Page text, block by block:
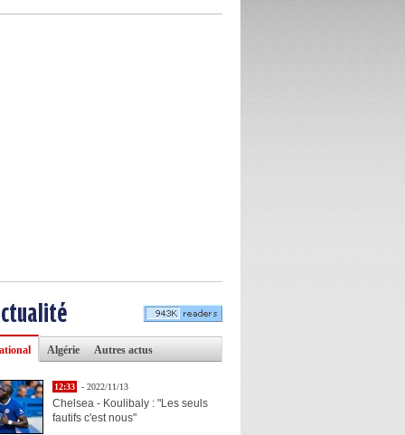
Algérie Autres actus
12:33 - 2022/11/13
Chelsea - Koulibaly : "Les seuls
fautifs c'est nous"